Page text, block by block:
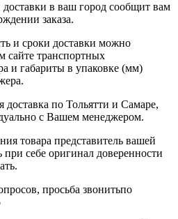
в ваш город сообщит вам
заказа.
и сроки доставки можно
сайте транспортных
и габариты в упаковке (мм)
доставка по Тольятти и Самаре,
с Вашем менеджером.
товара представитель вашей
себе оригинал доверенности
просьба звонитьпо